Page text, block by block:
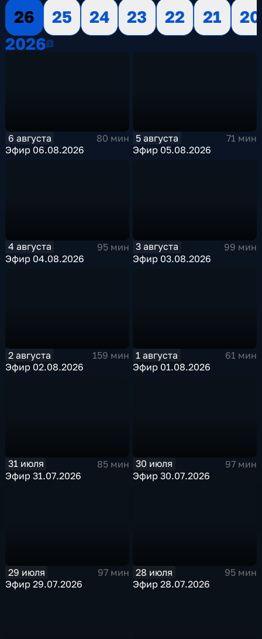
26
25 24 23 22 21
20
20262026
6 августа
80 мин
Эфир 06.08.2026
5 августа
71 мин
Эфир 05.08.2026
4 августа
95 мин
Эфир 04.08.2026
3 августа
99 мин
Эфир 03.08.2026
2 августа
159 мин
Эфир 02.08.2026
1 августа
61 мин
Эфир 01.08.2026
31 июля
85 мин
Эфир 31.07.2026
30 июля
97 мин
Эфир 30.07.2026
29 июля
97 мин
Эфир 29.07.2026
28 июля
95 мин
Эфир 28.07.2026